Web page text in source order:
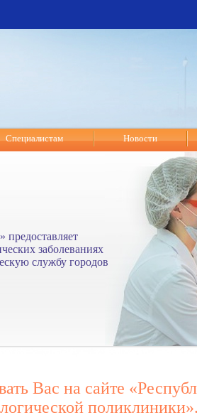
Специалистам Новости
заболеваниях
службу городов
Вас на сайте
поликлиники».